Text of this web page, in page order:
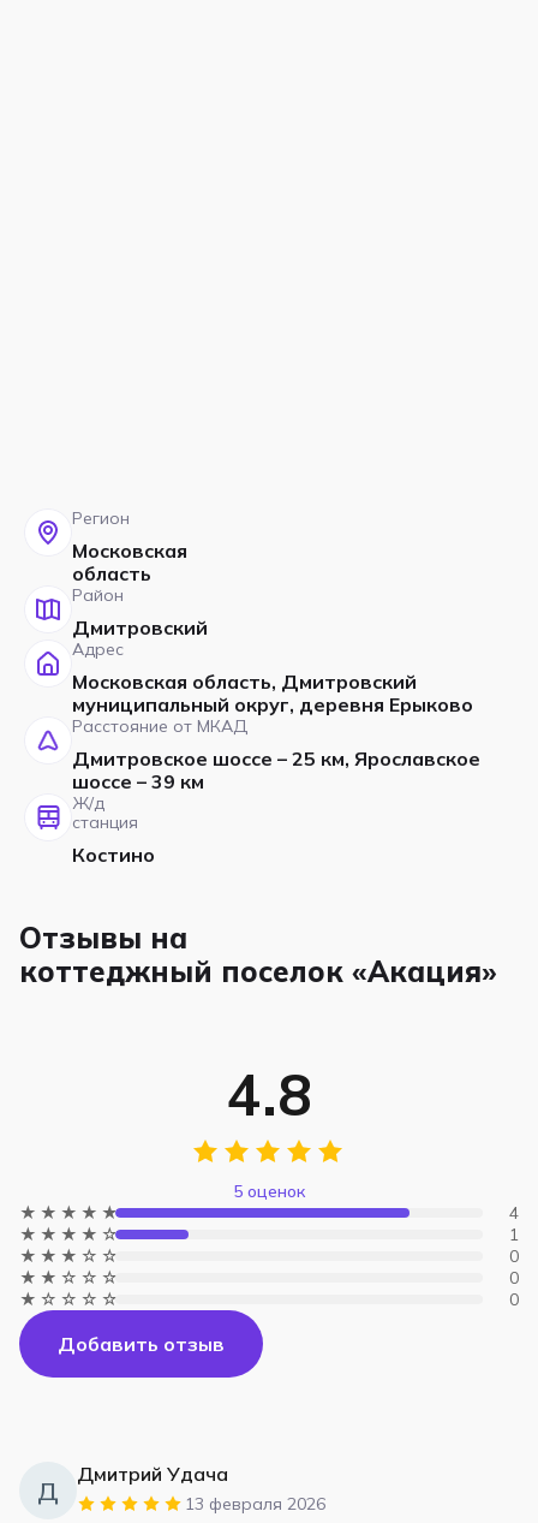
Регион
Московская
область
Район
Дмитровский
Адрес
Московская область, Дмитровский
муниципальный округ, деревня Ерыково
Расстояние от МКАД
Дмитровское шоссе – 25 км, Ярославское
шоссе – 39 км
Ж/д
станция
Костино
Отзывы на
коттеджный поселок «Акация»
4.8
5 оценок
★★★★★
4
★★★★☆
1
★★★☆☆
0
★★☆☆☆
0
★☆☆☆☆
0
Добавить отзыв
Д
Дмитрий Удача
13 февраля 2026